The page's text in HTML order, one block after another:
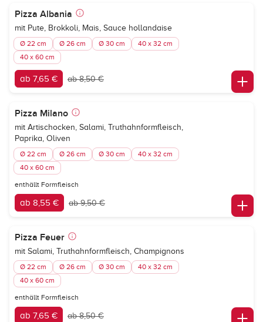
Pizza Albania
mit Pute, Brokkoli, Mais, Sauce hollandaise
Ø 22 cm Ø 26 cm Ø 30 cm
40 x 32 cm
40 x 60 cm
ab 7,65 € ab 8,50 €
Pizza Milano
mit Artischocken, Salami, Truthahnformfleisch,
Paprika, Oliven
Ø 22 cm Ø 26 cm Ø 30 cm
40 x 32 cm
40 x 60 cm
enthällt Formfleisch
ab 8,55 € ab 9,50 €
Pizza Feuer
mit Salami, Truthahnformfleisch, Champignons
Ø 22 cm Ø 26 cm Ø 30 cm
40 x 32 cm
40 x 60 cm
enthällt Formfleisch
ab 7,65 € ab 8,50 €